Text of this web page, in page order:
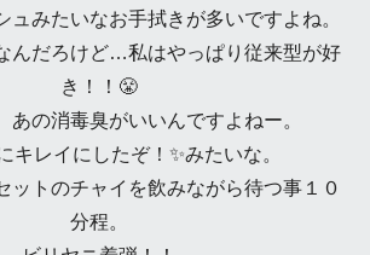
ュみたいなお手拭きが多いですよね。
んだろけど…私はやっぱり従来型が好
き！！😤
あの消毒臭がいいんですよねー。
キレイにしたぞ！✨みたいな。
ットのチャイを飲みながら待つ事１０
分程。